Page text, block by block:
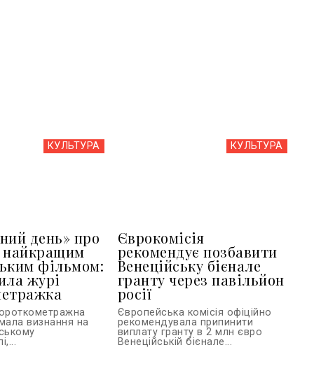
КУЛЬТУРА
день» про
найкращим
фільмом:
журі
визнання на
КУЛЬТУРА
Єврокомісія
рекомендує позбавити
Венеційську бієнале
гранту через павільйон
росії
Європейська комісія офіційно
рекомендувала припинити
виплату гранту в 2 млн євро
Венеційській бієнале...